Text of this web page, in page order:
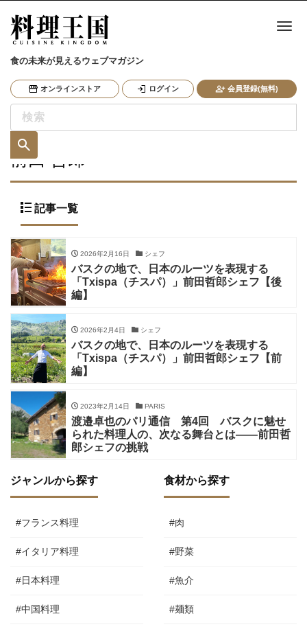
食の未来が見えるウェブマガジン
オンラインストア ログイン 会員登録(無料)
ナ
前田 哲郎
記事一覧
2026年2月16日 シェフ
バスクの地で、日本のルーツを表現する
「Txispa（チスパ）」前田哲郎シェフ【後
編】
2026年2月4日 シェフ
バスクの地で、日本のルーツを表現する
「Txispa（チスパ）」前田哲郎シェフ【前
編】
2023年2月14日 PARIS
渡邉卓也のパリ通信 第4回 バスクに魅せ
られた料理人の、次なる舞台とは——前田哲
郎シェフの挑戦
ジャンルから探す
#フランス料理
#イタリア料理
#日本料理
#中国料理
食材から探す
#肉
#野菜
#魚介
#麺類